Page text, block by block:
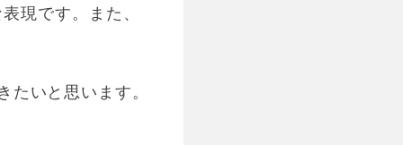
現です。また、
たいと思います。